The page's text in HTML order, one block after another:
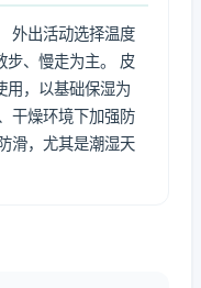
外出活动选择温度
步、慢走为主。 皮
用，以基础保湿为
干燥环境下加强防
滑，尤其是潮湿天